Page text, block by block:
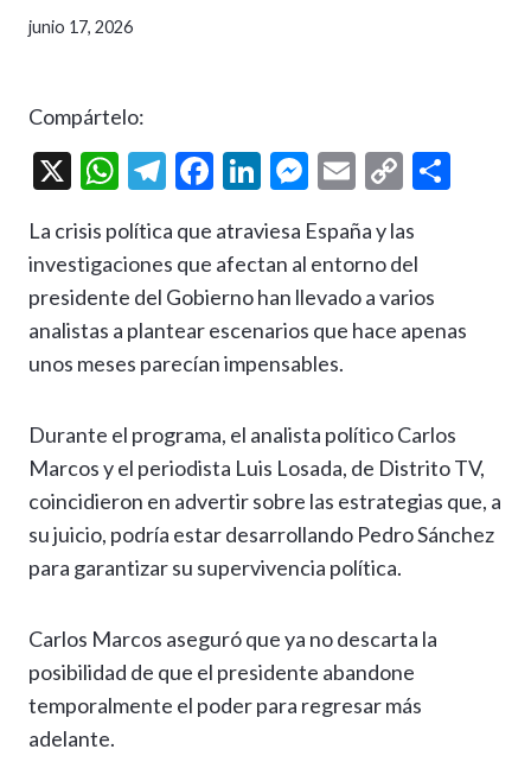
junio 17, 2026
Compártelo:
X
W
at
s
A
p
T
e
gr
a
m
F
e
b
o
o
Li
ke
dI
n
M
se
n
g
er
E
ai
l
C
p
y
Li ar
La crisis política que atraviesa España y las
investigaciones que afectan al entorno del
presidente del Gobierno han llevado a varios
analistas a plantear escenarios que hace apenas
unos meses parecían impensables.
Durante el programa, el analista político Carlos
Marcos y el periodista Luis Losada, de Distrito TV,
coincidieron en advertir sobre las estrategias que, a
su juicio, podría estar desarrollando Pedro Sánchez
para garantizar su supervivencia política.
Carlos Marcos aseguró que ya no descarta la
posibilidad de que el presidente abandone
temporalmente el poder para regresar más
adelante.